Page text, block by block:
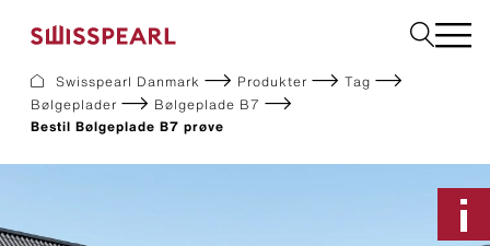
Facade
Tag
Byggeplader
Swisspearl Danmark Produkter
Tag
Bølgeplader
Bølgeplade B7
Bestil Bølgeplade B7 prøve